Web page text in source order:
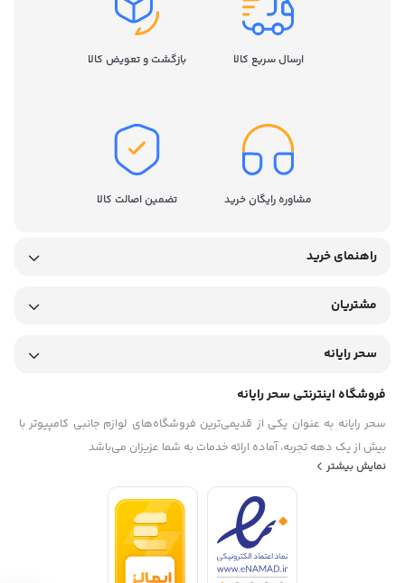
ارسال سریع کالا بازگشت و تعویض کالا
مشاوره رایگان خرید تضمین اصالت کالا
راهنمای خرید
مشتریان
سحر رایانه
فروشگاه اینترنتی سحر رایانه
سحر رایانه به عنوان یکی از قدیمی‌ترین فروشگاه‌های لوازم جانبی کامپیوتر با
بیش از یک دهه تجربه، آماده ارائه خدمات به شما عزیزان می‌باشد
نمایش بیشتر